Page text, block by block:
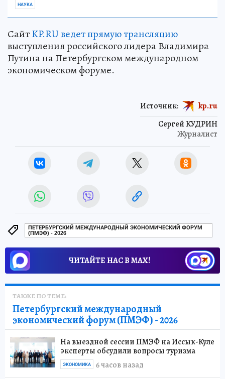
НАУКА
СайтKP.RU ведет прямую трансляцию
выступления российского лидера Владимира
Путина на Петербургском международном
экономическом форуме.
Сергей КУДРИН
Журналист
Источник: kp.ru
ПЕТЕРБУРГСКИЙ МЕЖДУНАРОДНЫЙ ЭКОНОМИЧЕСКИЙ ФОРУМ
(ПМЭФ) - 2026
ЧИТАЙТЕ НАС В МАХ!
ТАКЖЕ ПО ТЕМЕ:
Петербургский международный
экономический форум (ПМЭФ) - 2026
На выездной сессии ПМЭФ на Иссык-Куле
эксперты обсудили вопросы туризма
6 часов назад
ЭКОНОМИКА